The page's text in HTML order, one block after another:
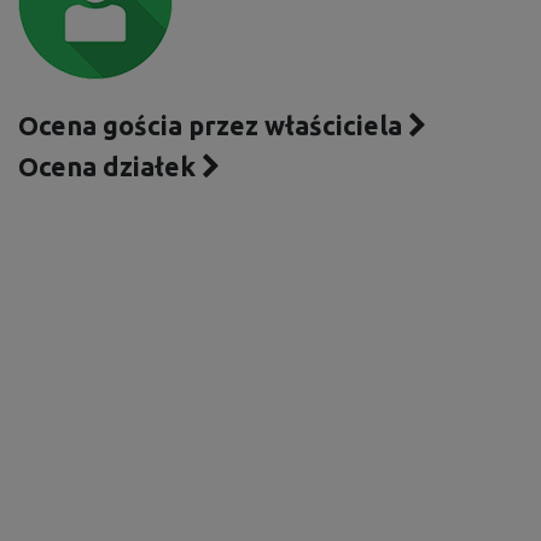
Ocena gościa przez właściciela
Ocena działek